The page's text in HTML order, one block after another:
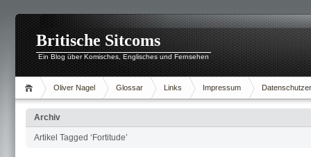
Britische Sitcoms
Ein Blog über Komisches, Englisches und Fernsehen
Oliver Nagel Glossar Links Impressum
Archiv
Artikel Tagged ‘Fortitude’